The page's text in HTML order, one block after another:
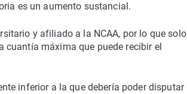
es un aumento sustancial.
y afiliado a la NCAA, por lo que solo
cuantía máxima que puede recibir el
inferior a la que debería poder disputar